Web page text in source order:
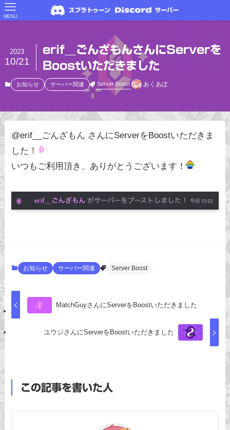
MENU
erif__ごんざもんさんにServerを
Boostいただきました
2023
10/21
お知らせ サーバー関連 Server Boost あくあぽ
@erif__ごんざもん さんにServerをBoostいただきま
した！
いつもご利用頂き、ありがとうございます！
お知らせ サーバー関連 Server Boost
MatchGuyさんにServerをBoostいただきました
ユウジさんにServerをBoostいただきました
この記事を書いた人